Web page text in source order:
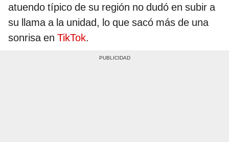
atuendo típico de su región no dudó en subir a
su llama a la unidad, lo que sacó más de una
sonrisa en TikTok.